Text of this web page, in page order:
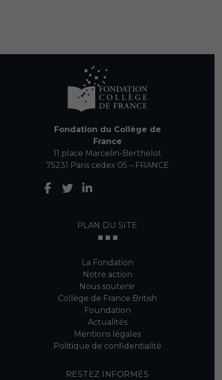
Fondation du Collège de
France
11 place Marcelin-Berthelot
75231 Paris cedex 05 – FRANCE
PLAN DU SITE
La Fondation
Notre action
Nous soutenir
Collège de France British
Foundation
Actualités
Mentions légales
Politique de confidentialité
RESTEZ INFORMÉS